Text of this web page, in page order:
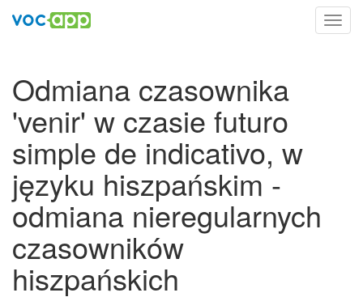
Odmiana czasownika
'venir' w czasie futuro
simple de indicativo, w
języku hiszpańskim -
odmiana nieregularnych
czasowników
hiszpańskich